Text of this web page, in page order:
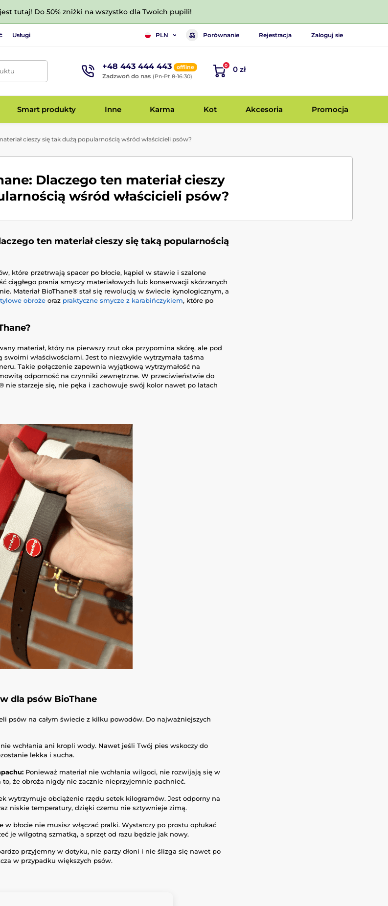
tutaj! Do 50% zniżki na wszystko dla Twoich pupili!
Usługi PLN Porównanie Rejestracja Zaloguj sie
+48 443 444 443 offline
Zadzwoń do nas (Pn-Pt 8-16:30)
0 0 zł
Smart produkty Inne Karma Kot Akcesoria Promocja
cieszy się tak dużą popularnością wśród właścicieli psów?
Dlaczego ten materiał cieszy
wśród właścicieli psów?
ten materiał cieszy się taką popularnością
które przetrwają spacer po błocie, kąpiel w stawie i szalone
ciągłego prania smyczy materiałowych lub konserwacji skórzanych
Materiał BioThane® stał się rewolucją w świecie kynologicznym, a
obroże oraz praktyczne smycze z karabińczykiem, które po
materiał, który na pierwszy rzut oka przypomina skórę, ale pod
właściwościami. Jest to niezwykle wytrzymała taśma
Takie połączenie zapewnia wyjątkową wytrzymałość na
odporność na czynniki zewnętrzne. W przeciwieństwie do
nie starzeje się, nie pęka i zachowuje swój kolor nawet po latach
dla psów BioThane
psów na całym świecie z kilku powodów. Do najważniejszych
wchłania ani kropli wody. Nawet jeśli Twój pies wskoczy do
lekka i sucha.
Ponieważ materiał nie wchłania wilgoci, nie rozwijają się w
że obroża nigdy nie zacznie nieprzyjemnie pachnieć.
wytrzymuje obciążenie rzędu setek kilogramów. Jest odporny na
niskie temperatury, dzięki czemu nie sztywnieje zimą.
w błocie nie musisz włączać pralki. Wystarczy po prostu opłukać
je wilgotną szmatką, a sprzęt od razu będzie jak nowy.
przyjemny w dotyku, nie parzy dłoni i nie ślizga się nawet po
w przypadku większych psów.